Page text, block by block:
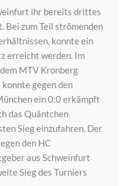
ihr bereits drittes
zum Teil strömenden
konnte ein
erreicht werden. Im
MTV Kronberg
gegen den
ein 0:0 erkämpft
das Quäntchen
Sieg einzufahren. Der
den HC
aus Schweinfurt
Sieg des Turniers